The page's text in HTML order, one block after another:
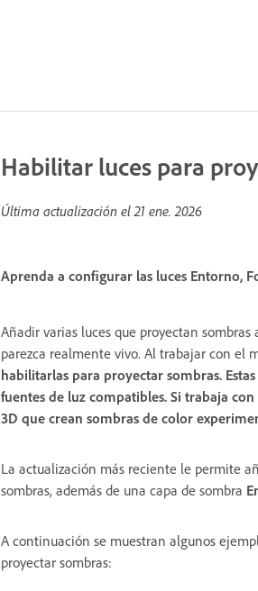
Habilitar luces para
Última actualización el21 ene. 2026
Aprenda a configurar las luces Entorno,
Añadir varias luces que proyectan
parezca realmente vivo. Al trabajar con el
habilitarlas para proyectar sombras.
fuentes de luz compatibles. Si trabaja
3D que crean sombras de color
La actualización más reciente le permite
sombras, además de una capa de sombra
A continuación se muestran algunos
proyectar sombras: